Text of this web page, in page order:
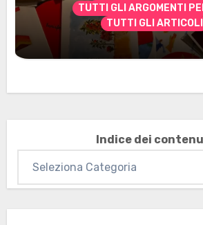
TUTTI GLI ARGOMENTI
TUTTI GLI ARTICOLI
Marzo 2026: nuovi
per gli abbonati
Indice dei